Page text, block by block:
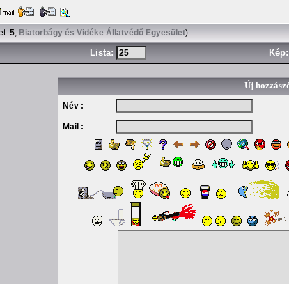
5, Biatorbágy és Vidéke Állatvédő Egyesület)
Lista: Kép:
Új
Név :
Mail :